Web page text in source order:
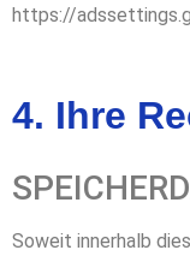
https://
4. Ihre
Soweit innerhalb